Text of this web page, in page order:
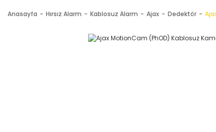
Anasayfa Hırsız Alarm Kablosuz Alarm Ajax Dedektör